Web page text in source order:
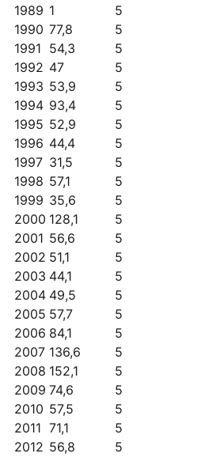
1989 1 5
1990 77,8 5
1991 54,3 5
1992 47 5
1993 53,9 5
1994 93,4 5
1995 52,9 5
1996 44,4 5
1997 31,5 5
1998 57,1 5
1999 35,6 5
2000 128,1 5
2001 56,6 5
2002 51,1 5
2003 44,1 5
2004 49,5 5
2005 57,7 5
2006 84,1 5
2007 136,6 5
2008 152,1 5
2009 74,6 5
2010 57,5 5
2011 71,1 5
2012 56,8 5